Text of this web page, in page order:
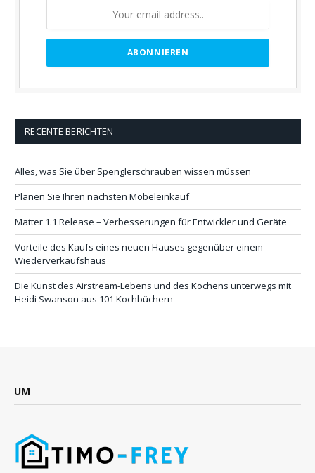
RECENTE BERICHTEN
Alles, was Sie über Spenglerschrauben wissen müssen
Planen Sie Ihren nächsten Möbeleinkauf
Matter 1.1 Release – Verbesserungen für Entwickler und Geräte
Vorteile des Kaufs eines neuen Hauses gegenüber einem
Wiederverkaufshaus
Die Kunst des Airstream-Lebens und des Kochens unterwegs mit
Heidi Swanson aus 101 Kochbüchern
UM